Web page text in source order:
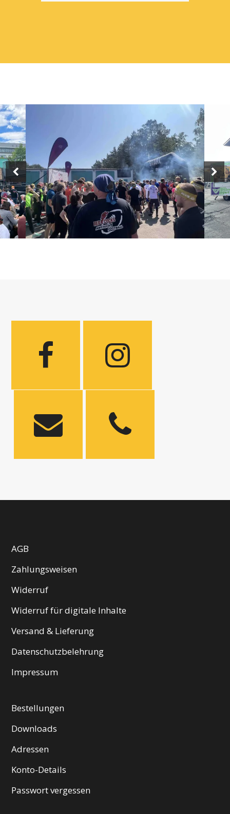
AGB
Zahlungsweisen
Widerruf
Widerruf für digitale Inhalte
Versand & Lieferung
Datenschutzbelehrung
Impressum
Bestellungen
Downloads
Adressen
Konto-Details
Passwort vergessen